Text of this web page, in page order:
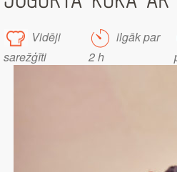
Vidēji
sarežģīti
ilgāk par
2 h